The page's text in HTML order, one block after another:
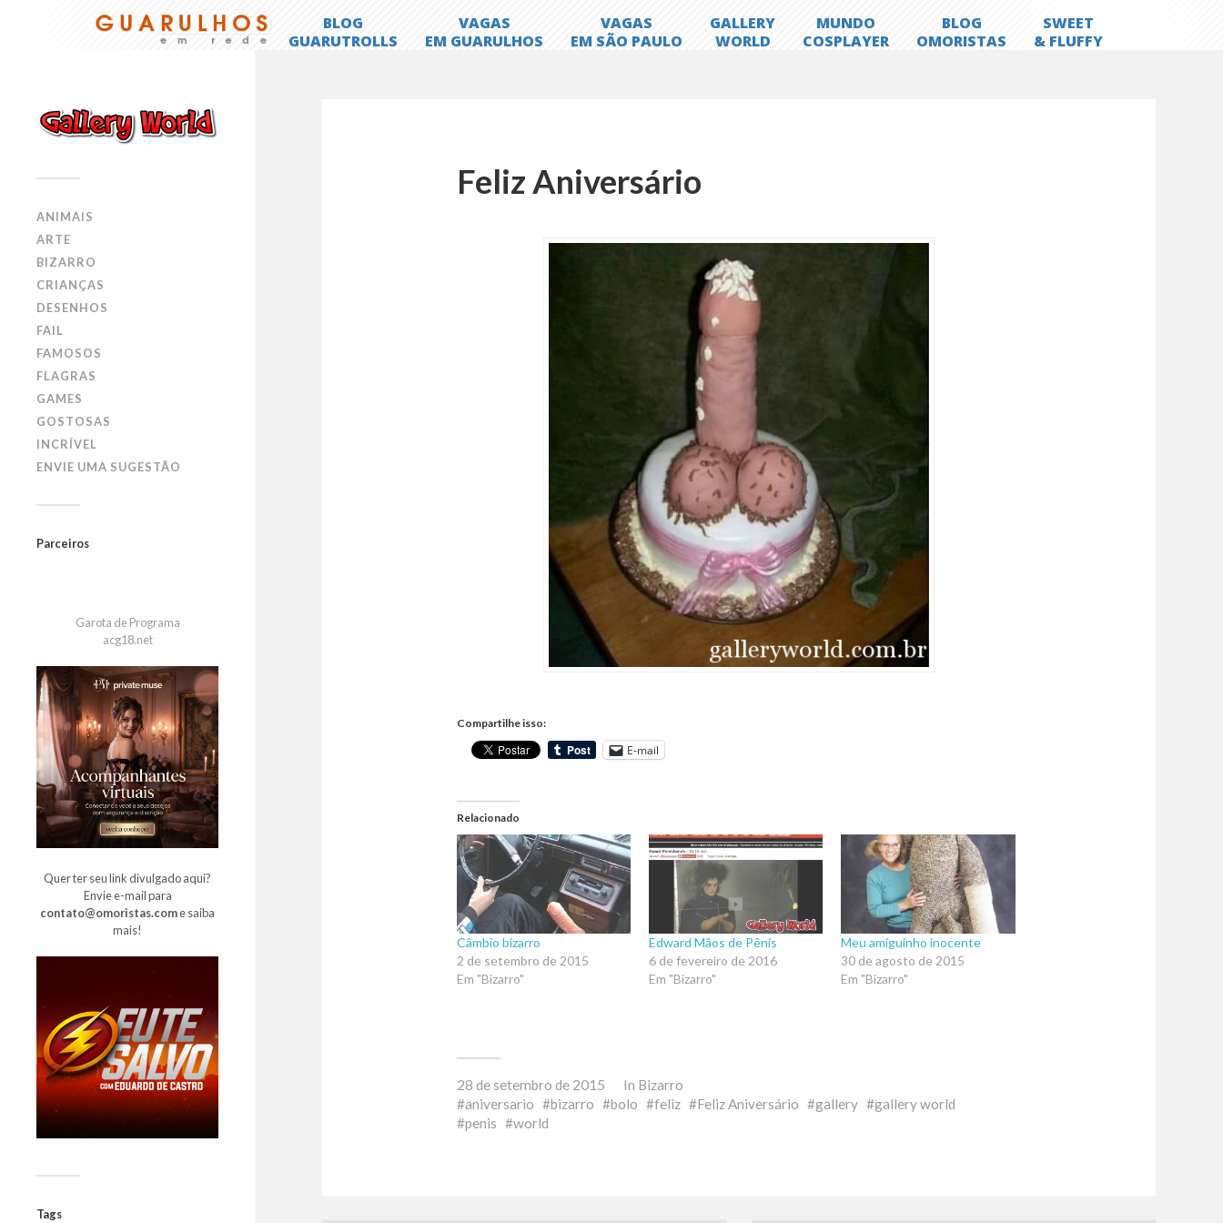
ANIMAIS
ARTE
BIZARRO
CRIANÇAS
DESENHOS
FAIL
FAMOSOS
FLAGRAS
GAMES
GOSTOSAS
INCRÍVEL
ENVIE UMA SUGESTÃO
Parceiros
Garota de Programa
acg18.net
Quer ter seu link divulgado aqui?
Envie e-mail para
contato@omoristas.come saiba
mais!
Tags
Feliz Aniversário
Compartilhe isso:
E-mail
Relacionado
Câmbio bizarro
2 de setembro de 2015
Em "Bizarro"
Edward Mãos de Pênis
6 de fevereiro de 2016
Em "Bizarro"
Meu amiguinho inocente
30 de agosto de 2015
Em "Bizarro"
28 de setembro de 2015 In Bizarro
aniversario
bizarro bolo feliz Feliz Aniversário gallery
gallery world
penis
world